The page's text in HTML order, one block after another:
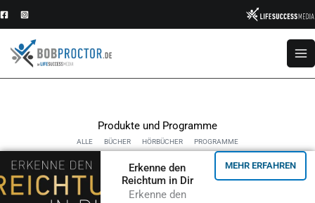
Inhalt
springen
Produkte und Programme
ALLE BÜCHER HÖRBÜCHER PROGRAMME
Erkenne den
Reichtum in Dir
Erkenne den
MEHR ERFAHREN